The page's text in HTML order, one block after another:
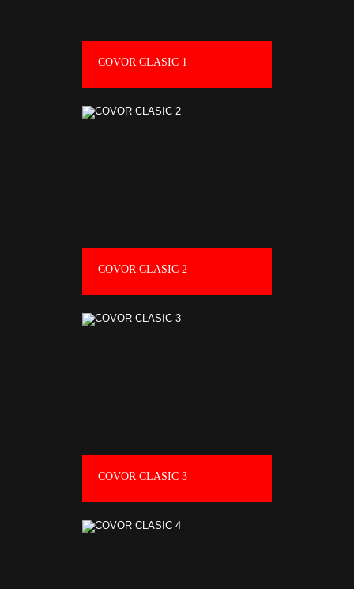
COVOR CLASIC 1
COVOR CLASIC 2
COVOR CLASIC 3